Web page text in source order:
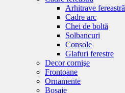
Arhitrave fereastră
Cadre arc
Chei de boltă
Solbancuri
Console
Glafuri ferestre
Decor cornişe
Frontoane
Ornamente
Bosaje